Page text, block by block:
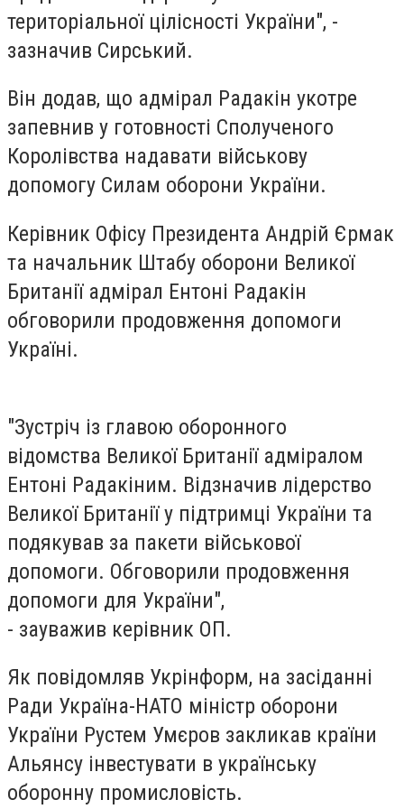
територіальної цілісності України", -
зазначив Сирський.
Він додав, що адмірал Радакін укотре
запевнив у готовності Сполученого
Королівства надавати військову
допомогу Силам оборони України.
Керівник Офісу Президента Андрій Єрмак
та начальник Штабу оборони Великої
Британії адмірал Ентоні Радакін
обговорили продовження допомоги
Україні.
"Зустріч із главою оборонного
відомства Великої Британії адміралом
Ентоні Радакіним. Відзначив лідерство
Великої Британії у підтримці України та
подякував за пакети військової
допомоги. Обговорили продовження
допомоги для України",
- зауважив керівник ОП.
Як повідомляв Укрінформ, на засіданні
Ради Україна-НАТО міністр оборони
України Рустем Умєров закликав країни
Альянсу інвестувати в українську
оборонну промисловість.